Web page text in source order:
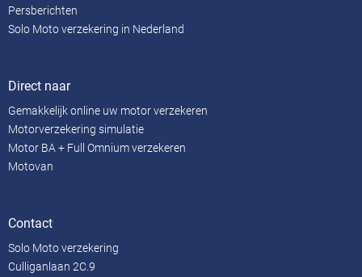
Persberichten
Solo Moto verzekering in Nederland
Direct naar
Gemakkelijk online uw motor verzekeren
Motorverzekering simulatie
Motor BA + Full Omnium verzekeren
Motovan
Contact
Solo Moto verzekering
Culliganlaan 2C.9